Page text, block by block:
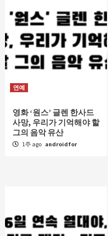
연예
영화 ‘원스’ 글렌 한사드
사망, 우리가 기억해야 할
그의 음악 유산
1주 ago androidfor